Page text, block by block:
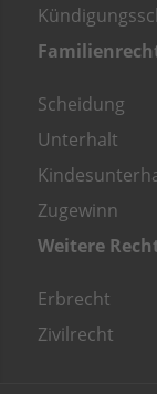
Scheidung
Unterhalt
Zugewinn
Weitere
Erbrecht
Zivilrecht